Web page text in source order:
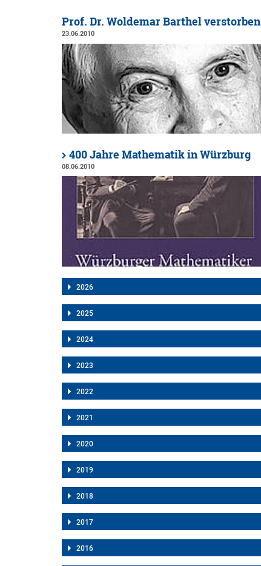
Prof. Dr. Woldemar Barthel verstorben
23.06.2010
400 Jahre Mathematik in Würzburg
08.06.2010
2026
2025
2024
2023
2022
2021
2020
2019
2018
2017
2016